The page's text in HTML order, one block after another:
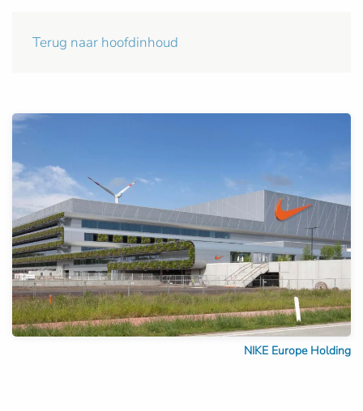
Terug naar hoofdinhoud
NIKE Europe Holding